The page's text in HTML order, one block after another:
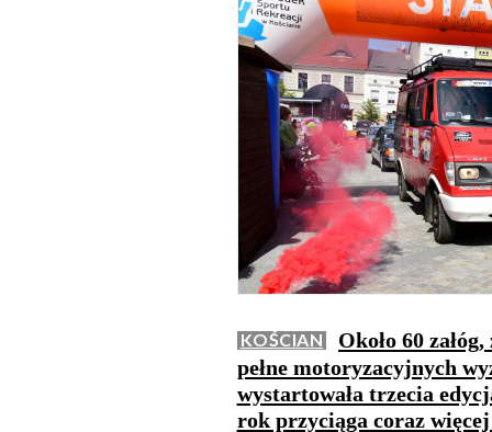
KOŚCIAN
Około 60
pełne motoryzacyjnych
wystartowała trzecia
rok przyciąga coraz